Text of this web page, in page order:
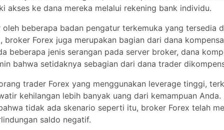
Ya
trader Forex yang menggunakan leverage tinggi,
kehilangan lebih banyak uang dari kemampuan Anda.
skenario seperti itu, broker Forex telah mengadopsi
negatif.
untuk memastikan bahwa apa pun yang terjadi di
pernah masuk ke wilayah negatif. Saat menggunakan
tidak menawarkan perlindungan saldo negatif, trader bisa
dari kemampuannya. Ini dapat menimbulkan
broker Anda menawarkan perlindungan saldo negatif, itu